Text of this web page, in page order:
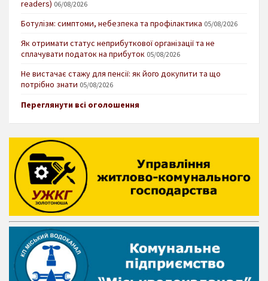
readers) 06/08/2026
Ботулізм: симптоми, небезпека та профілактика 05/08/2026
Як отримати статус неприбуткової організації та не
сплачувати податок на прибуток 05/08/2026
Не вистачає стажу для пенсії: як його докупити та що
потрібно знати 05/08/2026
Переглянути всі оголошення